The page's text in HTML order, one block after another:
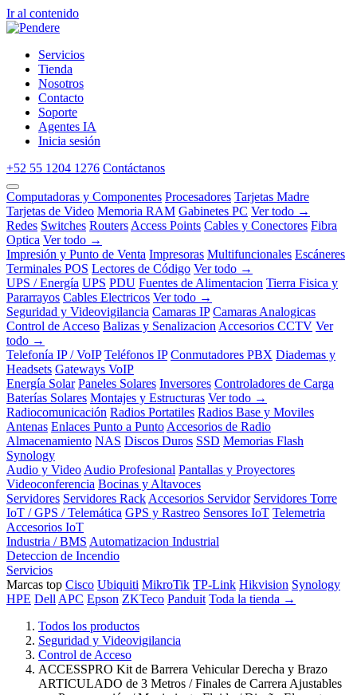
Ir al contenido
Servicios
Tienda
Nosotros
Contacto
Soporte
Agentes IA
Inicia sesión
+52 55 1204 1276 Contáctanos
Computadoras y Componentes Procesadores Tarjetas Madre
Tarjetas de Video Memoria RAM Gabinetes PC Ver todo →
Redes Switches Routers Access Points Cables y Conectores Fibra
Optica Ver todo →
Impresión y Punto de Venta Impresoras Multifuncionales Escáneres
Terminales POS Lectores de Código Ver todo →
UPS / Energía UPS PDU Fuentes de Alimentacion Tierra Fisica y
Pararrayos Cables Electricos Ver todo →
Seguridad y Videovigilancia Camaras IP Camaras Analogicas
Control de Acceso Balizas y Senalizacion Accesorios CCTV Ver
todo →
Telefonía IP / VoIP Teléfonos IP Conmutadores PBX Diademas y
Headsets Gateways VoIP
Energía Solar Paneles Solares Inversores Controladores de Carga
Baterías Solares Montajes y Estructuras Ver todo →
Radiocomunicación Radios Portatiles Radios Base y Moviles
Antenas Enlaces Punto a Punto Accesorios de Radio
Almacenamiento NAS Discos Duros SSD Memorias Flash
Synology
Audio y Video Audio Profesional Pantallas y Proyectores
Videoconferencia Bocinas y Altavoces
Servidores Servidores Rack Accesorios Servidor Servidores Torre
IoT / GPS / Telemática GPS y Rastreo Sensores IoT Telemetria
Accesorios IoT
Industria / BMS Automatizacion Industrial
Deteccion de Incendio
Servicios
Marcas top Cisco Ubiquiti MikroTik TP-Link Hikvision Synology
HPE Dell APC Epson ZKTeco Panduit Toda la tienda →
Todos los productos
Seguridad y Videovigilancia
Control de Acceso
ACCESSPRO Kit de Barrera Vehicular Derecha y Brazo
ARTICULADO de 3 Metros / Finales de Carrera Ajustables